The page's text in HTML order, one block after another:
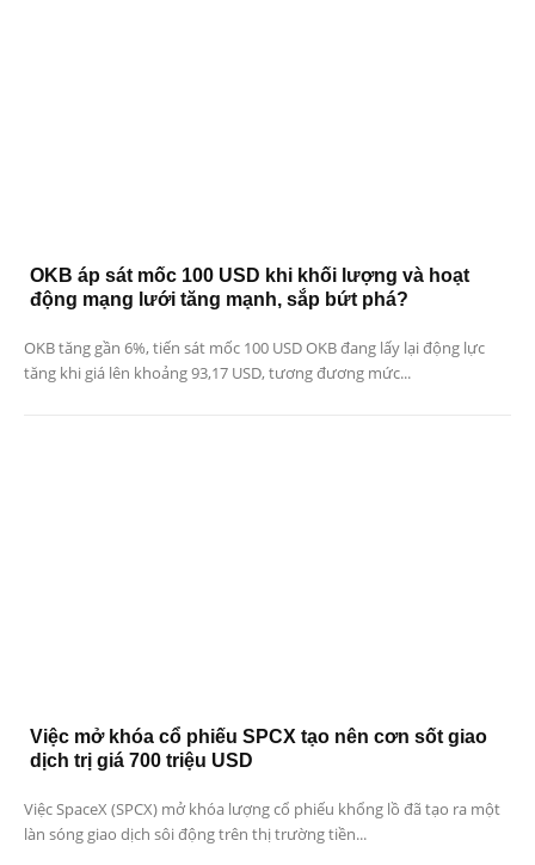
OKB áp sát mốc 100 USD khi khối lượng và hoạt
động mạng lưới tăng mạnh, sắp bứt phá?
OKB tăng gần 6%, tiến sát mốc 100 USD OKB đang lấy lại động lực
tăng khi giá lên khoảng 93,17 USD, tương đương mức...
Việc mở khóa cổ phiếu SPCX tạo nên cơn sốt giao
dịch trị giá 700 triệu USD
Việc SpaceX (SPCX) mở khóa lượng cổ phiếu khổng lồ đã tạo ra một
làn sóng giao dịch sôi động trên thị trường tiền...